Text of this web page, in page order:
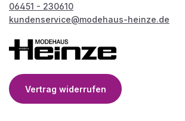
06451 - 230610
kundenservice@modehaus-heinze.de
Vertrag widerrufen